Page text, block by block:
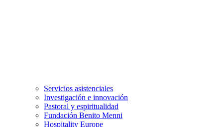
Servicios asistenciales
Investigación e innovación
Pastoral y espiritualidad
Fundación Benito Menni
Hospitality Europe